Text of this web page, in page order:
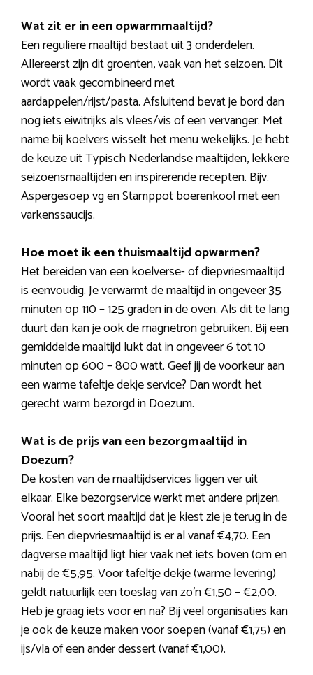
Wat zit er in een opwarmmaaltijd?
Een reguliere maaltijd bestaat uit 3 onderdelen.
Allereerst zijn dit groenten, vaak van het seizoen. Dit
wordt vaak gecombineerd met
aardappelen/rijst/pasta. Afsluitend bevat je bord dan
nog iets eiwitrijks als vlees/vis of een vervanger. Met
name bij koelvers wisselt het menu wekelijks. Je hebt
de keuze uit Typisch Nederlandse maaltijden, lekkere
seizoensmaaltijden en inspirerende recepten. Bijv.
Aspergesoep vg en Stamppot boerenkool met een
varkenssaucijs.
Hoe moet ik een thuismaaltijd opwarmen?
Het bereiden van een koelverse- of diepvriesmaaltijd
is eenvoudig. Je verwarmt de maaltijd in ongeveer 35
minuten op 110 – 125 graden in de oven. Als dit te lang
duurt dan kan je ook de magnetron gebruiken. Bij een
gemiddelde maaltijd lukt dat in ongeveer 6 tot 10
minuten op 600 – 800 watt. Geef jij de voorkeur aan
een warme tafeltje dekje service? Dan wordt het
gerecht warm bezorgd in Doezum.
Wat is de prijs van een bezorgmaaltijd in
Doezum?
De kosten van de maaltijdservices liggen ver uit
elkaar. Elke bezorgservice werkt met andere prijzen.
Vooral het soort maaltijd dat je kiest zie je terug in de
prijs. Een diepvriesmaaltijd is er al vanaf €4,70. Een
dagverse maaltijd ligt hier vaak net iets boven (om en
nabij de €5,95. Voor tafeltje dekje (warme levering)
geldt natuurlijk een toeslag van zo’n €1,50 – €2,00.
Heb je graag iets voor en na? Bij veel organisaties kan
je ook de keuze maken voor soepen (vanaf €1,75) en
ijs/vla of een ander dessert (vanaf €1,00).